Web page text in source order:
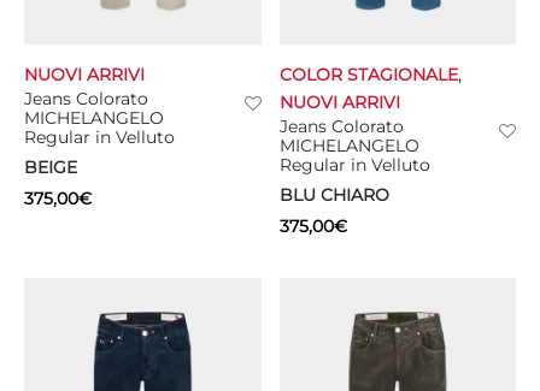
Jeans Colorato
MICHELANGELO
Regular in Velluto
BEIGE
NUOVI ARRIVI
375,00€
Jeans Colorato
MICHELANGELO
Regular in Velluto
BLU CHIARO
COLOR STAGIONALE,
NUOVI ARRIVI
375,00€